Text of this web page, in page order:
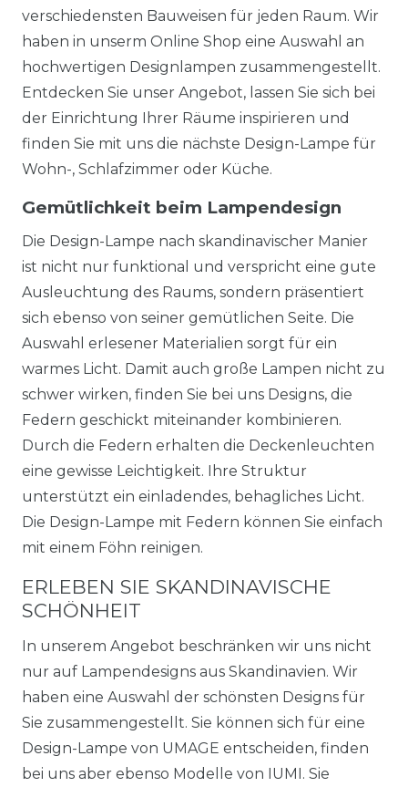
verschiedensten Bauweisen für jeden Raum. Wir
haben in unserm Online Shop eine Auswahl an
hochwertigen Designlampen zusammengestellt.
Entdecken Sie unser Angebot, lassen Sie sich bei
der Einrichtung Ihrer Räume inspirieren und
finden Sie mit uns die nächste Design-Lampe für
Wohn-, Schlafzimmer oder Küche.
Gemütlichkeit beim Lampendesign
Die Design-Lampe nach skandinavischer Manier
ist nicht nur funktional und verspricht eine gute
Ausleuchtung des Raums, sondern präsentiert
sich ebenso von seiner gemütlichen Seite. Die
Auswahl erlesener Materialien sorgt für ein
warmes Licht. Damit auch große Lampen nicht zu
schwer wirken, finden Sie bei uns Designs, die
Federn geschickt miteinander kombinieren.
Durch die Federn erhalten die Deckenleuchten
eine gewisse Leichtigkeit. Ihre Struktur
unterstützt ein einladendes, behagliches Licht.
Die Design-Lampe mit Federn können Sie einfach
mit einem Föhn reinigen.
ERLEBEN SIE SKANDINAVISCHE
SCHÖNHEIT
In unserem Angebot beschränken wir uns nicht
nur auf Lampendesigns aus Skandinavien. Wir
haben eine Auswahl der schönsten Designs für
Sie zusammengestellt. Sie können sich für eine
Design-Lampe von UMAGE entscheiden, finden
bei uns aber ebenso Modelle von IUMI. Sie